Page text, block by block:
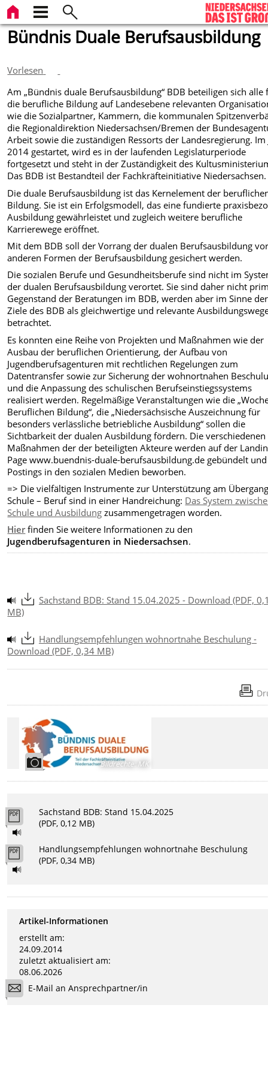
Bündnis Duale Berufsausbildung
Vorlesen
Am „Bündnis duale Berufsausbildung“ BDB beteiligen sich alle
die berufliche Bildung auf Landesebene relevanten
wie die Sozialpartner, Kammern, die kommunalen
die Regionaldirektion Niedersachsen/Bremen der
Arbeit sowie die zuständigen Ressorts der Landesregierung. Im
2014 gestartet, wird es in der laufenden Legislaturperiode
fortgesetzt und steht in der Zuständigkeit des
Das BDB ist Bestandteil der Fachkräfteinitiative Niedersachsen.
Die duale Berufsausbildung ist das Kernelement der
Bildung. Sie ist ein Erfolgsmodell, das eine fundierte
Ausbildung gewährleistet und zugleich weitere berufliche
Karrierewege eröffnet.
Mit dem BDB soll der Vorrang der dualen Berufsausbildung
anderen Formen der Berufsausbildung gesichert werden.
Die sozialen Berufe und Gesundheitsberufe sind nicht im
der dualen Berufsausbildung verortet. Sie sind daher nicht
Gegenstand der Beratungen im BDB, werden aber im Sinne der
Ziele des BDB als gleichwertige und relevante
betrachtet.
Es konnten eine Reihe von Projekten und Maßnahmen wie der
Ausbau der beruflichen Orientierung, der Aufbau von
Jugendberufsagenturen mit rechtlichen Regelungen zum
Datentransfer sowie zur Sicherung der wohnortnahen
und die Anpassung des schulischen Berufseinstiegssystems
realisiert werden. Regelmäßige Veranstaltungen wie die
Beruflichen Bildung“, die „Niedersächsische Auszeichnung für
besonders verlässliche betriebliche Ausbildung“ sollen die
Sichtbarkeit der dualen Ausbildung fördern. Die verschiedenen
Maßnahmen der der beteiligten Akteure werden auf der
Page www.buendnis-duale-berufsausbildung.de gebündelt
Postings in den sozialen Medien beworben.
=> Die vielfältigen Instrumente zur Unterstützung am
Schule – Beruf sind in einer Handreichung: Das System
Schule und Ausbildung zusammengetragen worden.
Hier finden Sie weitere Informationen zu den
Jugendberufsagenturen in Niedersachsen.
Sachstand BDB: Stand 15.04.2025 - Download (PDF,
MB)
Handlungsempfehlungen wohnortnahe Beschulung -
Download (PDF, 0,34 MB)
Bildrechte: MK
Sachstand BDB: Stand 15.04.2025
(PDF, 0,12 MB)
Handlungsempfehlungen wohnortnahe Beschulung
(PDF, 0,34 MB)
Artikel-Informationen
erstellt am:
24.09.2014
zuletzt aktualisiert am:
08.06.2026
E-Mail an Ansprechpartner/in